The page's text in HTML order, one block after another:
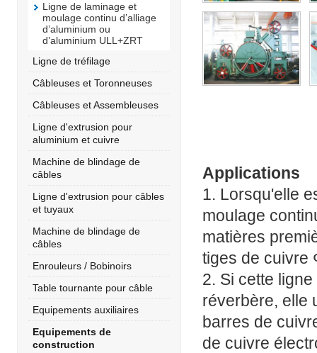
Ligne de laminage et
moulage continu d’alliage
d’aluminium ou
d’aluminium ULL+ZRT
Ligne de tréfilage
Câbleuses et Toronneuses
Câbleuses et Assembleuses
Ligne d'extrusion pour
aluminium et cuivre
Machine de blindage de
câbles
Ligne d'extrusion pour câbles
et tuyaux
Machine de blindage de
câbles
Enrouleurs / Bobinoirs
Table tournante pour câble
Equipements auxiliaires
Equipements de
construction
Applications
1. Lorsqu'elle
moulage
matières
tiges de cuivre
2. Si cette
réverbère, elle
barres de
de cuivre